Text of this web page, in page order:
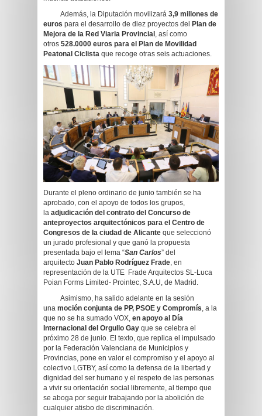
Además, la Diputación movilizará 3,9 millones de
euros para el desarrollo de diez proyectos del
Plan de
Mejora de la Red Viaria Provincial , así como
otros 528.0000 euros para el Plan de Movilidad
Peatonal Ciclista que recoge otras seis actuaciones.
Durante el pleno ordinario de junio también se ha
aprobado, con el apoyo de todos los grupos,
la adjudicación del contrato del Concurso de
anteproyectos arquitectónicos para el Centro de
Congresos de la ciudad de Alicante que seleccionó
un jurado profesional y que ganó la propuesta
presentada bajo el lema “San Carlos” del
arquitecto Juan Pablo Rodríguez Frade, en
representación de la UTE Frade Arquitectos SL-Luca
Poian Forms Limited- Prointec, S.A.U, de Madrid.
Asimismo, ha salido adelante en la sesión
una moción conjunta de PP, PSOE y Compromís, a la
que no se ha sumado VOX, en apoyo al Día
Internacional del Orgullo Gay que se celebra el
próximo 28 de junio. El texto, que replica el impulsado
por la Federación Valenciana de Municipios y
Provincias, pone en valor el compromiso y el apoyo al
colectivo LGTBY, así como la defensa de la libertad y
dignidad del ser humano y el respeto de las personas
a vivir su orientación social libremente, al tiempo que
se aboga por seguir trabajando por la abolición de
cualquier atisbo de discriminación.